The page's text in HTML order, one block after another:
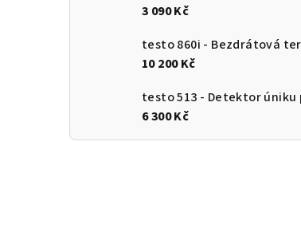
3 090 Kč
10 200 Kč
6 300 Kč